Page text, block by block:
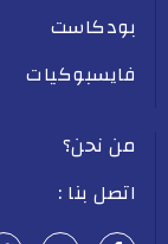
بودكاست
فايسبوكيات
من نحن؟
اتصل بنا :